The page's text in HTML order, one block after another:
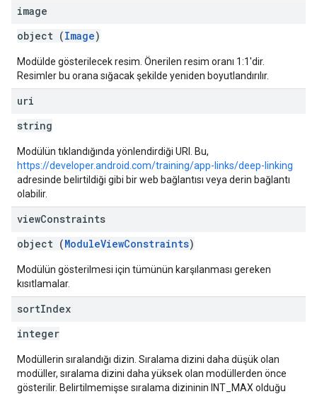
image
object (Image)
Modülde gösterilecek resim. Önerilen resim oranı 1:1'dir.
Resimler bu orana sığacak şekilde yeniden boyutlandırılır.
uri
string
Modülün tıklandığında yönlendirdiği URI. Bu,
https://developer.android.com/training/app-links/deep-linking
adresinde belirtildiği gibi bir web bağlantısı veya derin bağlantı
olabilir.
viewConstraints
object (ModuleViewConstraints)
Modülün gösterilmesi için tümünün karşılanması gereken
kısıtlamalar.
sortIndex
integer
Modüllerin sıralandığı dizin. Sıralama dizini daha düşük olan
modüller, sıralama dizini daha yüksek olan modüllerden önce
gösterilir. Belirtilmemişse sıralama dizininin INT_MAX olduğu